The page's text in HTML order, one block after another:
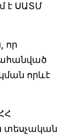
է ՍԱՏՄ
որ
որևէ
տեսչական